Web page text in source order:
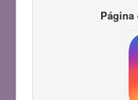
Página